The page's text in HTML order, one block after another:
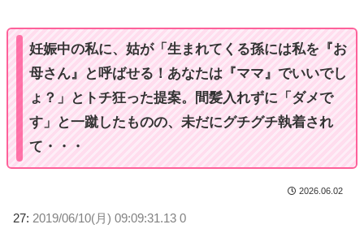
妊娠中の私に、姑が「生まれてくる孫には私を『お
母さん』と呼ばせる！あなたは『ママ』でいいでし
ょ？」とトチ狂った提案。間髪入れずに「ダメで
す」と一蹴したものの、未だにグチグチ執着され
て・・・
2026.06.02
27: 2019/06/10(月) 09:09:31.13 0